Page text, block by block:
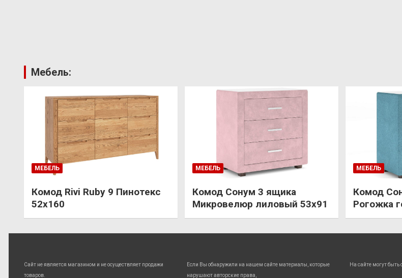
Мебель:
МЕБЕЛЬ
Комод Rivi Ruby 9 Пинотекс
52х160
МЕБЕЛЬ
Комод Сонум 3 ящика
Микровелюр лиловый 53х91
МЕБЕЛЬ
Комод
Рогожка
Сайт не является магазином и не осуществляет продажи
товаров.
Если Вы обнаружили на нашем сайте материалы, которые
нарушают авторские права,
На сайте могут